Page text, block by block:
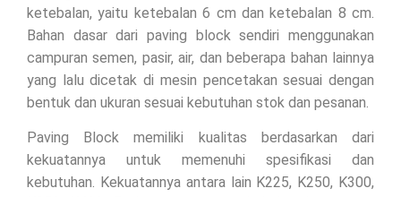
ketebalan, yaitu ketebalan 6 cm dan ketebalan 8 cm.
Bahan dasar dari paving block sendiri menggunakan
campuran semen, pasir, air, dan beberapa bahan lainnya
yang lalu dicetak di mesin pencetakan sesuai dengan
bentuk dan ukuran sesuai kebutuhan stok dan pesanan.
Paving Block memiliki kualitas berdasarkan dari
kekuatannya untuk memenuhi spesifikasi dan
kebutuhan. Kekuatannya antara lain K225, K250, K300,